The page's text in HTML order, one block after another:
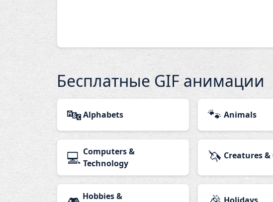
Бесплатные GIF анимации
🔤Alphabets 🐾 Animals
💻 Computers &
Technology
🦄 Creatures
Hobbies &